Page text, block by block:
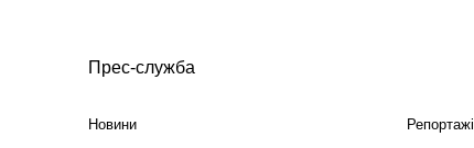
Прес-служба
Новини
Репортажі